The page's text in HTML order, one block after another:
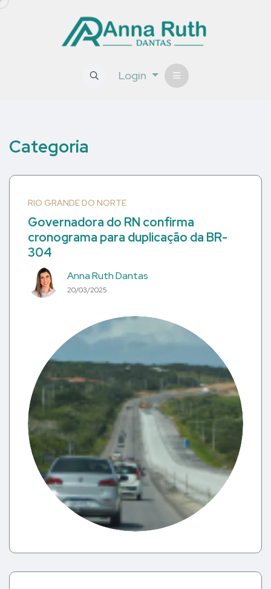
Login
Categoria
RIO GRANDE DO NORTE
Governadora do RN confirma
cronograma para duplicação da BR-
304
Anna Ruth Dantas
20/03/2025